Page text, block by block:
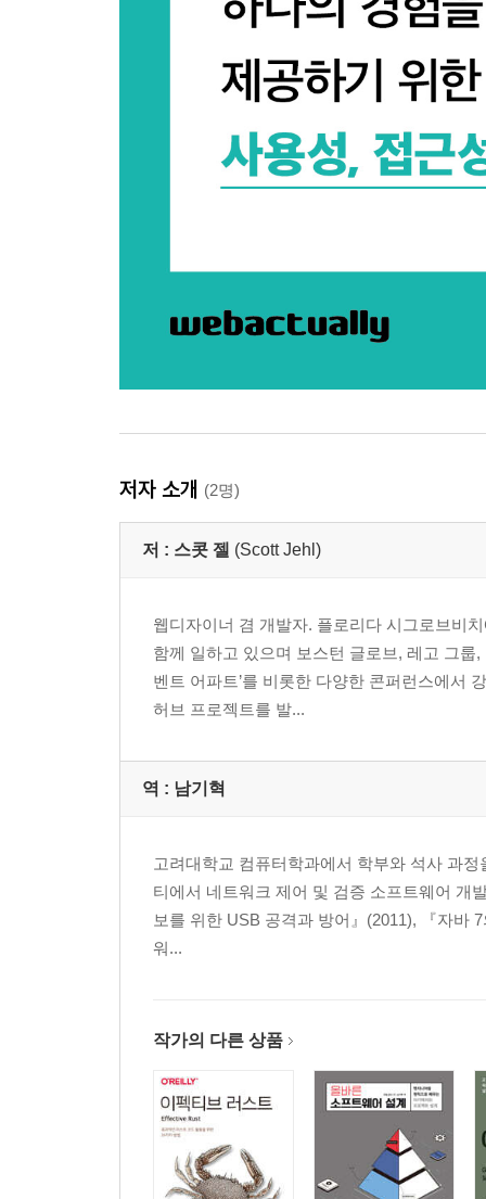
저자 소개 (2명)
저 : 스콧 젤 (Scott Jehl)
웹디자이너 겸 개발자. 플로리다 시그로브비
함께 일하고 있으며 보스턴 글로브, 레고 그룹
벤트 어파트’를 비롯한 다양한 콘퍼런스에서
허브 프로젝트를 발...
역 : 남기혁
고려대학교 컴퓨터학과에서 학부와 석사 과
티에서 네트워크 제어 및 검증 소프트웨어 개
보를 위한 USB 공격과 방어』(2011), 『자바
워...
작가의 다른 상품